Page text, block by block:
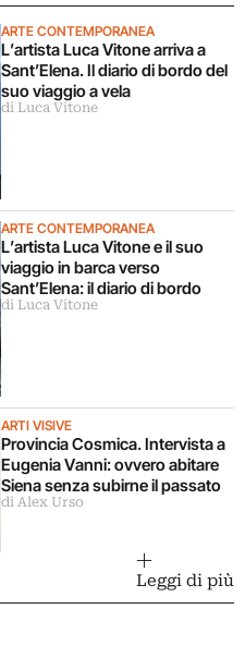
ARTE CONTEMPORANEA
L’artista Luca Vitone arriva a
Sant’Elena. Il diario di bordo del
suo viaggio a vela
di Luca Vitone
ARTE CONTEMPORANEA
L’artista Luca Vitone e il suo
viaggio in barca verso
Sant’Elena: il diario di bordo
di Luca Vitone
ARTI VISIVE
Provincia Cosmica. Intervista a
Eugenia Vanni: ovvero abitare
Siena senza subirne il passato
di Alex Urso
Leggi di più